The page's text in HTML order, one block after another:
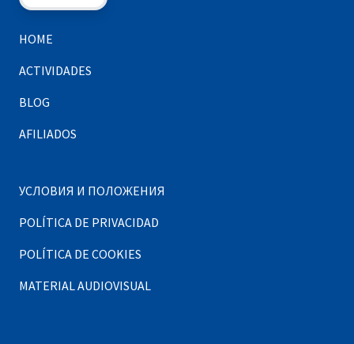
HOME
ACTIVIDADES
BLOG
AFILIADOS
УСЛОВИЯ И ПОЛОЖЕНИЯ
POLÍTICA DE PRIVACIDAD
POLÍTICA DE COOKIES
MATERIAL AUDIOVISUAL